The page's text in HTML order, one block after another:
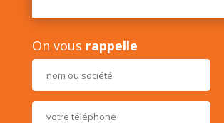
On vous rappelle